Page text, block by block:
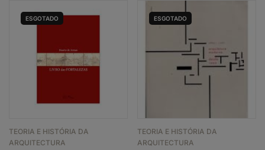
ESGOTADO
TEORIA E HISTÓRIA DA
ARQUITECTURA
ESGOTADO
TEORIA E HISTÓRIA DA
ARQUITECTURA